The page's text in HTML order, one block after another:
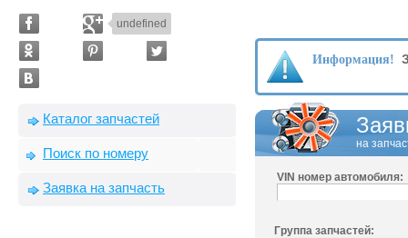
undefined
Каталог запчастей
Поиск по номеру
Заявка на запчасть
Информация!
на
VIN номер автомобиля:
Группа запчастей: